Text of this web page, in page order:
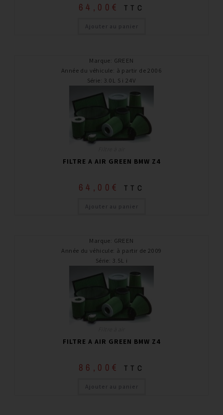
64,00 € TTC
Ajouter au panier
Marque: GREEN
Année du véhicule: à partir de 2006
Série: 3.0L S i 24V
FILTRE A AIR GREEN BMW Z4
64,00 € TTC
Ajouter au panier
Marque: GREEN
Année du véhicule: à partir de 2009
Série: 3.5L i
FILTRE A AIR GREEN BMW Z4
86,00 € TTC
Ajouter au panier